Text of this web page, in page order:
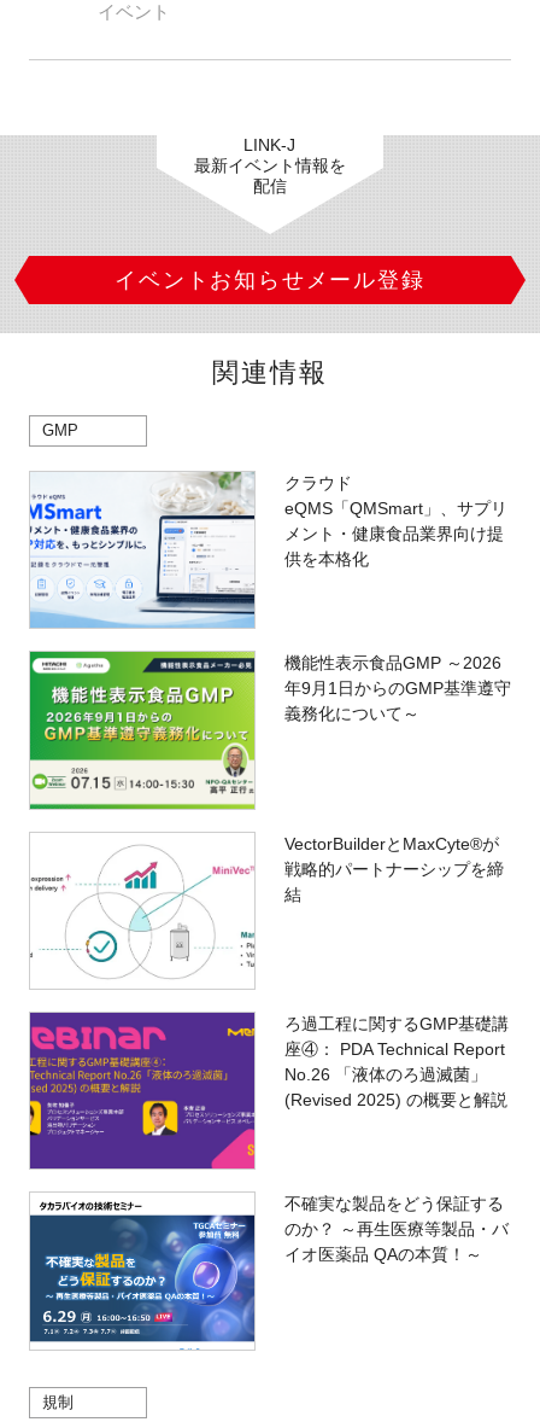
イベント
LINK-J
最新イベント情報を
配信
イベントお知らせメール登録
関連情報
GMP
クラウド
eQMS「QMSmart」、サプリ
メント・健康食品業界向け提
供を本格化
機能性表示食品GMP ～2026
年9月1日からのGMP基準遵守
義務化について～
VectorBuilderとMaxCyte®が
戦略的パートナーシップを締
結
ろ過工程に関するGMP基礎講
座④： PDA Technical Report
No.26 「液体のろ過滅菌」
(Revised 2025) の概要と解説
不確実な製品をどう保証する
のか？ ～再生医療等製品・バ
イオ医薬品 QAの本質！～
規制